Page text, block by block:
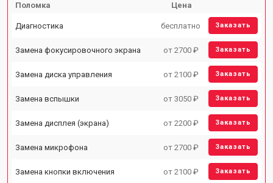
Поломка Цена
Диагностика бесплатно Заказать
Замена фокусировочного экрана от 2700 ₽ Заказать
Замена диска управления от 2100 ₽ Заказать
Замена вспышки от 3050 ₽ Заказать
Замена дисплея (экрана) от 2200 ₽ Заказать
Замена микрофона от 2700 ₽ Заказать
Замена кнопки включения от 2100 ₽ Заказать